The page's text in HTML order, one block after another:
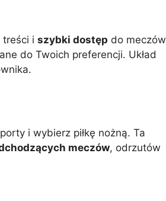
treści i szybki dostęp do meczów
do Twoich preferencji. Układ
i wybierz piłkę nożną. Ta
meczów, odrzutów